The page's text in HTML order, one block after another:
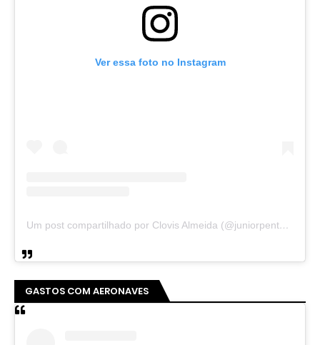
Ver essa foto no Instagram
Um post compartilhado por Clovis Almeida (@juniorpentecoste01)
GASTOS COM AERONAVES